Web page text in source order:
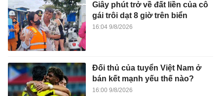
Giây phút trở về đất liền của cô
gái trôi dạt 8 giờ trên biển
16:04 9/8/2026
Đối thủ của tuyển Việt Nam ở
bán kết mạnh yếu thế nào?
16:00 9/8/2026